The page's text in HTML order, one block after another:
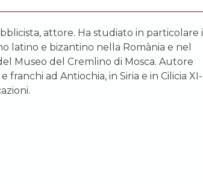
attore. Ha studiato in particolare i
latino e bizantino nella Romània e nel
Museo del Cremlino di Mosca. Autore
franchi ad Antiochia, in Siria e in Cilicia XI-